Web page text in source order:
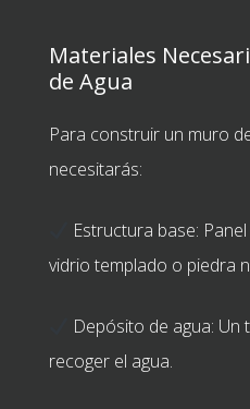
Materiales
de Agua
Para construir un muro
necesitarás:
Estructura base:
vidrio templado o piedra
Depósito de agua:
recoger el agua.